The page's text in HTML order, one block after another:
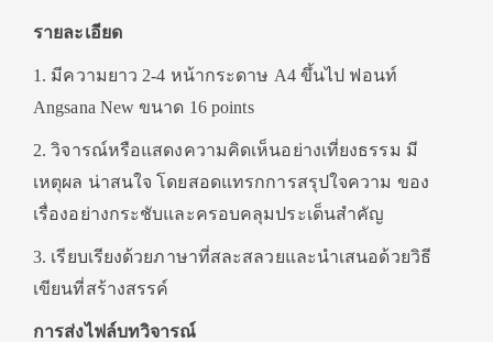
รายละเอียด
1. มีความยาว 2-4 หน้ากระดาษ A4 ขึ้นไป ฟอนท์
Angsana New ขนาด 16 points
2. วิจารณ์หรือแสดงความคิดเห็นอย่างเที่ยงธรรม มี
เหตุผล น่าสนใจ โดยสอดแทรกการสรุปใจความ ของ
เรื่องอย่างกระชับและครอบคลุมประเด็นสำคัญ
3. เรียบเรียงด้วยภาษาที่สละสลวยและนำเสนอด้วยวิธี
เขียนที่สร้างสรรค์
การส่งไฟล์บทวิจารณ์